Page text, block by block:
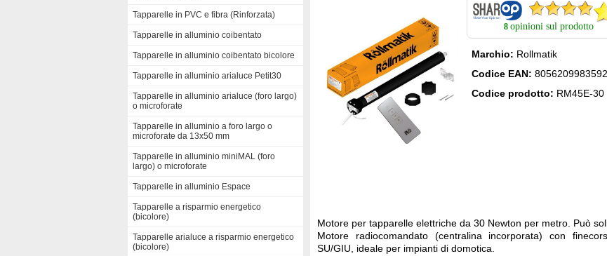
Tapparelle in PVC e fibra (Rinforzata)
Tapparelle in alluminio coibentato
Tapparelle in alluminio coibentato bicolore
Tapparelle in alluminio arialuce Petit30
Tapparelle in alluminio arialuce (foro largo)
o microforate
Tapparelle in alluminio a foro largo o
microforate da 13x50 mm
Tapparelle in alluminio miniMAL (foro
largo) o microforate
Tapparelle in alluminio Espace
Tapparelle a risparmio energetico
(bicolore)
Tapparelle arialuce a risparmio energetico
(bicolore)
8 opinioni sul prodotto
Marchio: Rollmatik
Codice EAN: 8056209983592
Codice prodotto: RM45E-30
Motore per tapparelle elettriche da 30 Newton per metro. Può
Motore radiocomandato (centralina incorporata) con
SU/GIU, ideale per impianti di domotica.